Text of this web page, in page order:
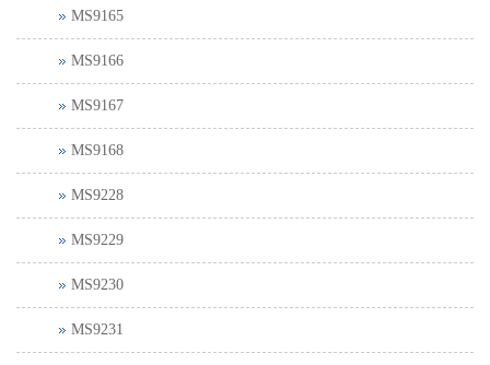
MS9165
MS9166
MS9167
MS9168
MS9228
MS9229
MS9230
MS9231